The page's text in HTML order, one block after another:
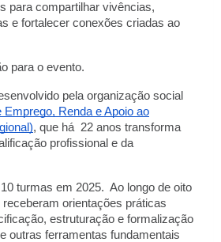
para compartilhar vivências,
e fortalecer conexões criadas ao
para o evento.
pela organização social
Renda e Apoio ao
, que há 22 anos transforma
profissional e da
turmas em 2025. Ao longo de oito
orientações práticas
estruturação e formalização
outras ferramentas fundamentais